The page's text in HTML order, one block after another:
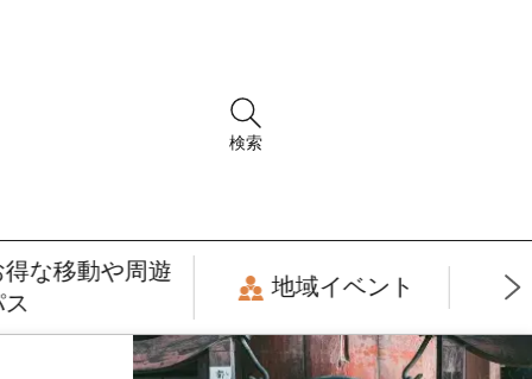
検索
得な移動や周遊
地域イベント